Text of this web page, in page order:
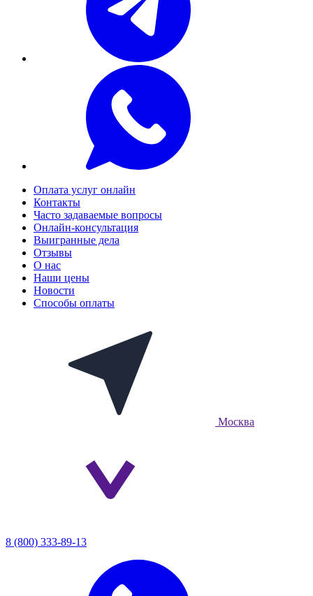
Оплата услуг онлайн
Контакты
Часто задаваемые вопросы
Онлайн-консультация
Выигранные дела
Отзывы
О нас
Наши цены
Новости
Способы оплаты
Москва
8 (800) 333-89-13